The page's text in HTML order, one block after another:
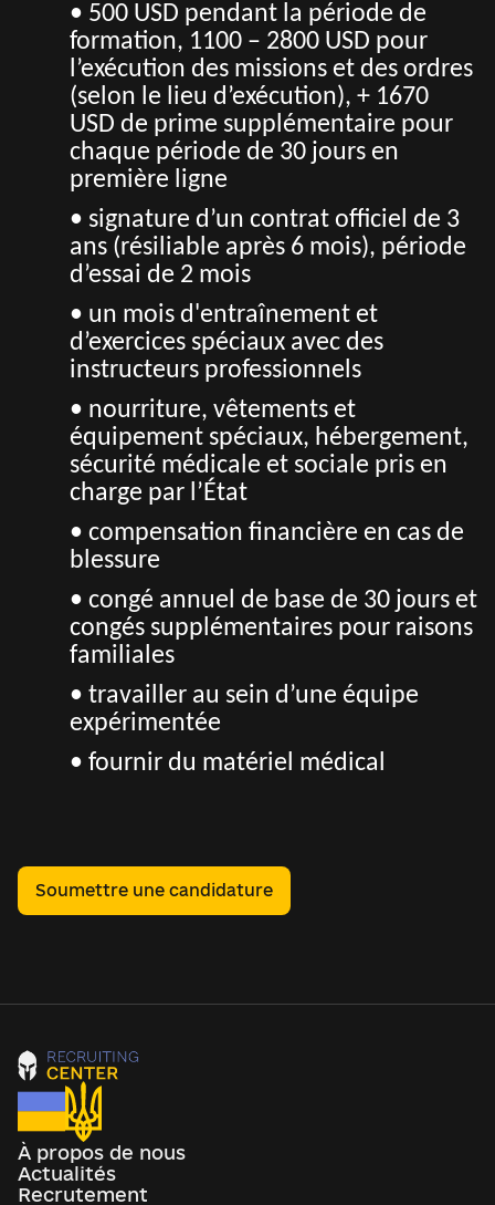
• 500 USD pendant la période de
formation, 1100 – 2800 USD pour
l’exécution des missions et des ordres
(selon le lieu d’exécution), + 1670
USD de prime supplémentaire pour
chaque période de 30 jours en
première ligne
• signature d’un contrat officiel de 3
ans (résiliable après 6 mois), période
d’essai de 2 mois
• un mois d'entraînement et
d’exercices spéciaux avec des
instructeurs professionnels
• nourriture, vêtements et
équipement spéciaux, hébergement,
sécurité médicale et sociale pris en
charge par l’État
• compensation financière en cas de
blessure
• congé annuel de base de 30 jours et
congés supplémentaires pour raisons
familiales
• travailler au sein d’une équipe
expérimentée
• fournir du matériel médical
Soumettre une candidature
À propos de nous
Actualités
Recrutement